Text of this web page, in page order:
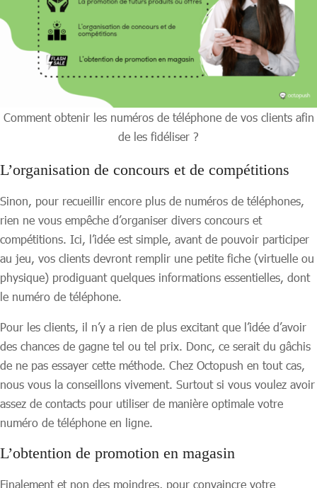
Comment obtenir les numéros de téléphone de vos clients afin
de les fidéliser ?
L’organisation de concours et de compétitions
Sinon, pour recueillir encore plus de numéros de téléphones,
rien ne vous empêche d’organiser divers concours et
compétitions. Ici, l’idée est simple, avant de pouvoir participer
au jeu, vos clients devront remplir une petite fiche (virtuelle ou
physique) prodiguant quelques informations essentielles, dont
le numéro de téléphone.
Pour les clients, il n’y a rien de plus excitant que l’idée d’avoir
des chances de gagne tel ou tel prix. Donc, ce serait du gâchis
de ne pas essayer cette méthode. Chez Octopush en tout cas,
nous vous la conseillons vivement. Surtout si vous voulez avoir
assez de contacts pour utiliser de manière optimale votre
numéro de téléphone en ligne.
L’obtention de promotion en magasin
Finalement et non des moindres, pour convaincre votre